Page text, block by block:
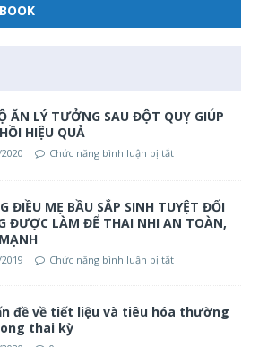
ĂN LÝ TƯỞNG SAU ĐỘT QUỴ GIÚP
HIỆU QUẢ
Chức năng bình luận bị tắt
ĐIỀU MẸ BẦU SẮP SINH TUYỆT ĐỐI
ĐƯỢC LÀM ĐỂ THAI NHI AN TOÀN,
Chức năng bình luận bị tắt
đề về tiết liệu và tiêu hóa thường
thai kỳ